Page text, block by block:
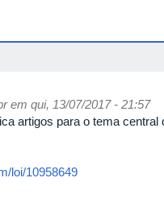
em qui, 13/07/2017 - 21:57
artigos para o tema central
loi/10958649